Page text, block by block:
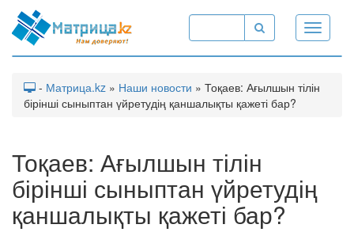
Toggle
- Матрица.kz » Наши новости » Тоқаев: Ағылшын тілін
бірінші сыныптан үйретудің қаншалықты қажеті бар?
Тоқаев: Ағылшын тілін
бірінші сыныптан үйретудің
қаншалықты қажеті бар?